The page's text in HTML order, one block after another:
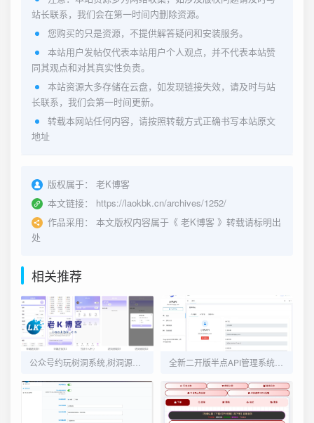
站长联系，我们会在第一时间内删除资源。
您购买的只是资源，不提供解答疑问和安装服务。
本站用户发帖仅代表本站用户个人观点，并不代表本站赞
同其观点和对其真实性负责。
本站资源大多存储在云盘，如发现链接失效，请及时与站
长联系，我们会第一时间更新。
转载本网站任何内容，请按照转载方式正确书写本站原文
地址
版权属于：
老K博客
本文链接：
https://laokbk.cn/archives/1252/
作品采用：
本文版权内容属于《 老K博客 》转载请标明出
处
相关推荐